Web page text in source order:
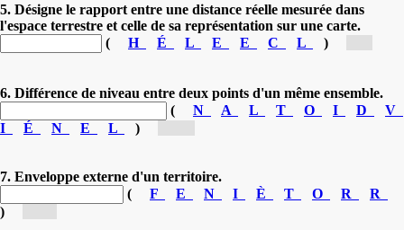
5. Désigne le rapport entre une distance réelle mesurée dans
l'espace terrestre et celle de sa représentation sur une carte.
(
H É L E E C L )
6. Différence de niveau entre deux points d'un même ensemble.
(
N A L T O I D
V
I
É N E L )
7. Enveloppe externe d'un territoire.
(
F E N I È T O R
R
)